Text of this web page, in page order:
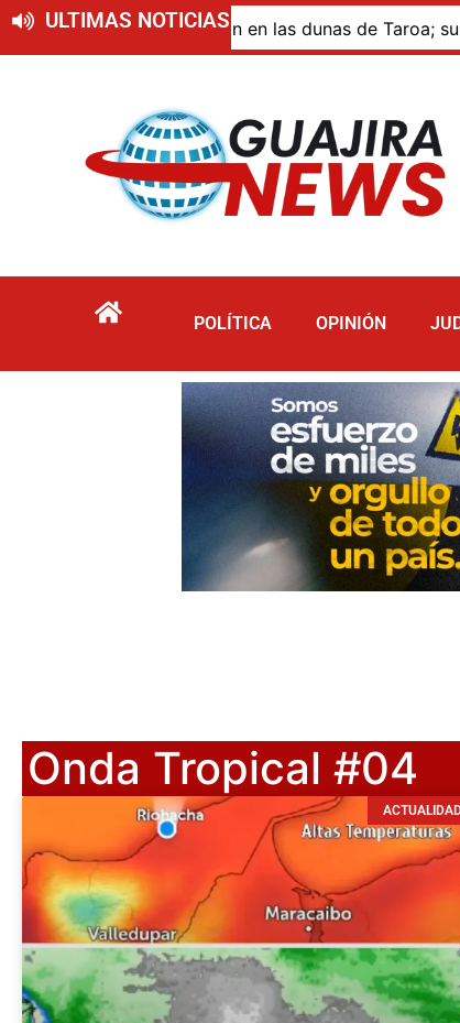
ULTIMAS NOTICIAS
por inmersión en las dunas de Taroa; su
POLÍTICA OPINIÓN
Onda Tropical #04